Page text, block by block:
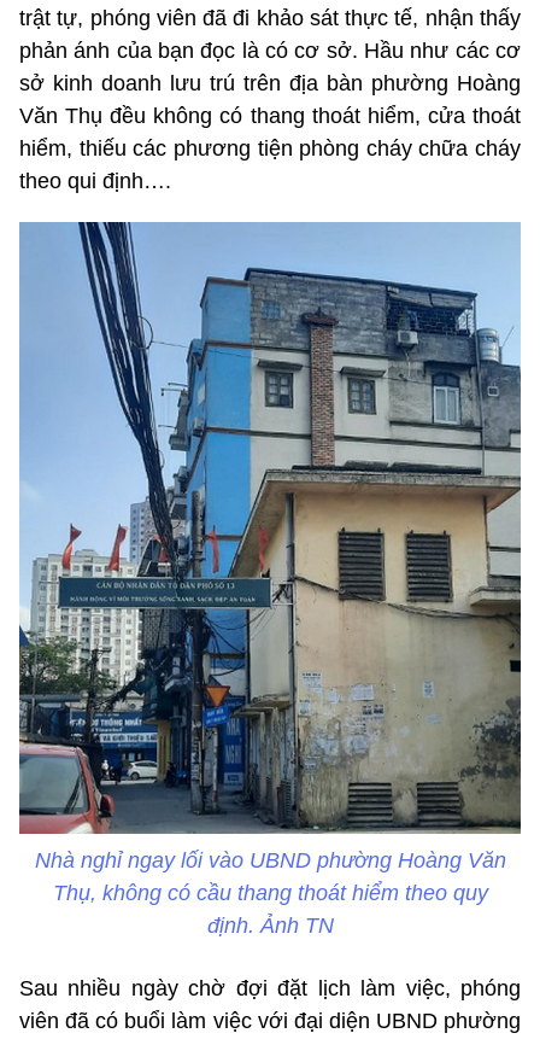
trật tự, phóng viên đã đi khảo sát thực tế, nhận thấy
phản ánh của bạn đọc là có cơ sở. Hầu như các cơ
sở kinh doanh lưu trú trên địa bàn phường Hoàng
Văn Thụ đều không có thang thoát hiểm, cửa thoát
hiểm, thiếu các phương tiện phòng cháy chữa cháy
theo qui định….
Nhà nghỉ ngay lối vào UBND phường Hoàng Văn
Thụ, không có cầu thang thoát hiểm theo quy
định. Ảnh TN
Sau nhiều ngày chờ đợi đặt lịch làm việc, phóng
viên đã có buổi làm việc với đại diện UBND phường